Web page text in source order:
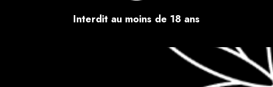
Interdit au moins de 18 ans